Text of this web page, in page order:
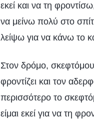
εκεί και να τη
να μείνω πολύ στο
λείψω για να κάνω το
Στον δρόμο,
φροντίζει και τον
περισσότερο το
είμαι εκεί για να τη